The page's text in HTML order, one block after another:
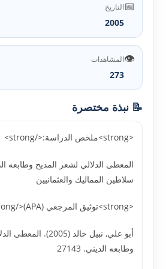
📅التاريخ
2005
👁️المشاهدات
273
📝 نبذة مختصرة
<strong>ملخص الدراسة:</strong>
المعطى الدلالي لشعر المديح وطابعه
سلاطين المماليك والعثمانيين
<strong>توثيق المرجعي (APA)</strong>
أبو علي, نبيل خالد
وطابعه الديني. 27143